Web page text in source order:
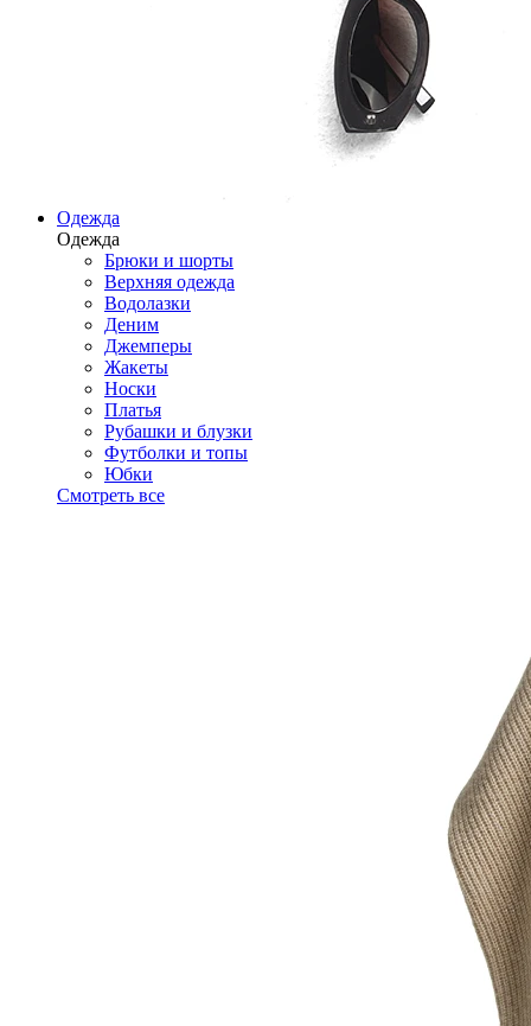
Одежда
Одежда
Брюки и шорты
Верхняя одежда
Водолазки
Деним
Джемперы
Жакеты
Носки
Платья
Рубашки и блузки
Футболки и топы
Юбки
Смотреть все